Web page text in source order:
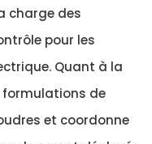
charge des
pour les
Quant à la
formulations de
et coordonne